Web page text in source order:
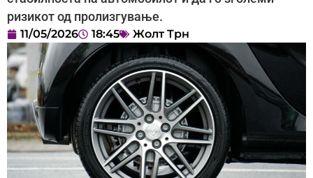
ризикот од пролизгување.
11/05/2026 18:45 Жолт Трн